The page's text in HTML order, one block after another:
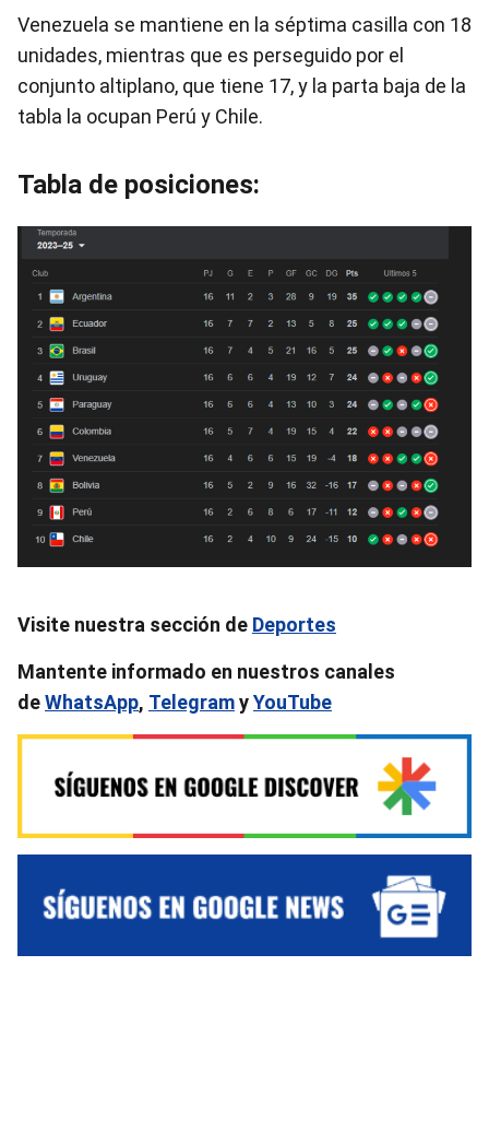
Venezuela se mantiene en la séptima casilla con 18
unidades, mientras que es perseguido por el
conjunto altiplano, que tiene 17, y la parta baja de la
tabla la ocupan Perú y Chile.
Tabla de posiciones:
Visite nuestra sección de Deportes
Mantente informado en nuestros canales
deWhatsApp, TelegramyYouTube